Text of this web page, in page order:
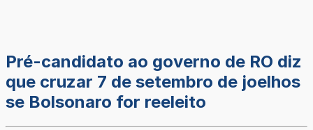
Pré-candidato ao governo de RO diz
que cruzar 7 de setembro de joelhos
se Bolsonaro for reeleito